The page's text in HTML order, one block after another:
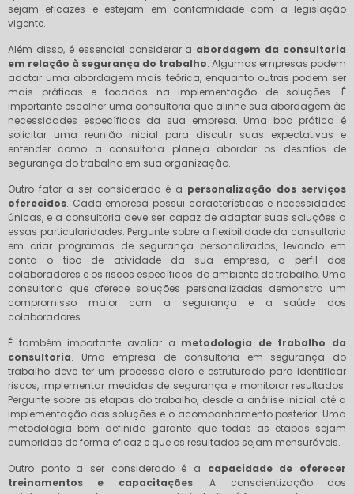
sejam eficazes e estejam em conformidade com a legislação
vigente.
Além disso, é essencial considerar a abordagem da consultoria
em relação à segurança do trabalho. Algumas empresas podem
adotar uma abordagem mais teórica, enquanto outras podem ser
mais práticas e focadas na implementação de soluções. É
importante escolher uma consultoria que alinhe sua abordagem às
necessidades específicas da sua empresa. Uma boa prática é
solicitar uma reunião inicial para discutir suas expectativas e
entender como a consultoria planeja abordar os desafios de
segurança do trabalho em sua organização.
Outro fator a ser considerado é a personalização dos serviços
oferecidos. Cada empresa possui características e necessidades
únicas, e a consultoria deve ser capaz de adaptar suas soluções a
essas particularidades. Pergunte sobre a flexibilidade da consultoria
em criar programas de segurança personalizados, levando em
conta o tipo de atividade da sua empresa, o perfil dos
colaboradores e os riscos específicos do ambiente de trabalho. Uma
consultoria que oferece soluções personalizadas demonstra um
compromisso maior com a segurança e a saúde dos
colaboradores.
É também importante avaliar a metodologia de trabalho da
consultoria. Uma empresa de consultoria em segurança do
trabalho deve ter um processo claro e estruturado para identificar
riscos, implementar medidas de segurança e monitorar resultados.
Pergunte sobre as etapas do trabalho, desde a análise inicial até a
implementação das soluções e o acompanhamento posterior. Uma
metodologia bem definida garante que todas as etapas sejam
cumpridas de forma eficaz e que os resultados sejam mensuráveis.
Outro ponto a ser considerado é a capacidade de oferecer
treinamentos e capacitações. A conscientização dos